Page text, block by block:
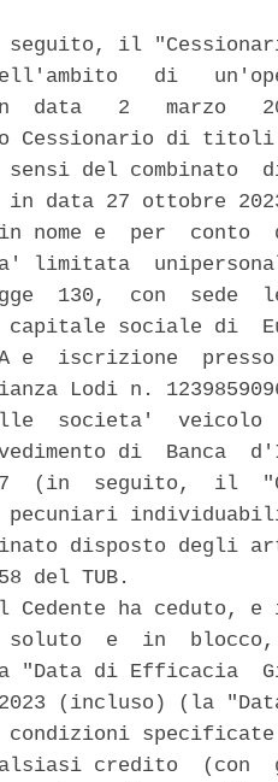
il
di
data   2   marzo
Cessionario di
del combinato
data 27 ottobre
nome e  per  conto
limitata
130,  con  sede
sociale di
e  iscrizione
Lodi n.
societa'  veicolo
di  Banca
(in  seguito,  il
disposto degli
del TUB.
Cedente ha ceduto, e
soluto  e  in
"Data di Efficacia
(incluso) (la
credito